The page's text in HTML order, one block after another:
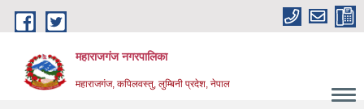
Skip to main content
महाराजगंज नगरपालिका
महाराजगंज, कपिलवस्तु, लुम्बिनी प्रदेश, नेपाल